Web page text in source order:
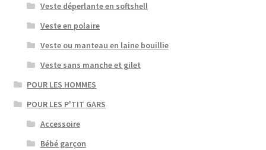
Veste déperlante en softshell
Veste en polaire
Veste ou manteau en laine bouillie
Veste sans manche et gilet
POUR LES HOMMES
POUR LES P'TIT GARS
Accessoire
Bébé garçon